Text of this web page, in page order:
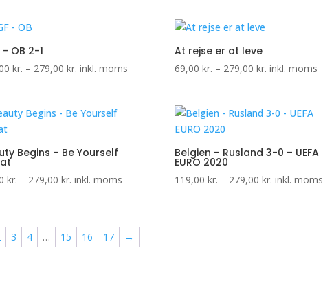
– OB 2-1
kr. – 279,00 kr.Prisinterval:
279,00 kr.
inkl. moms
At rejse er at leve
69,00 kr. – 279,00 kr.Prisinterval:
279,00 kr.
inkl. moms
Begins – Be Yourself
kr. – 279,00 kr.Prisinterval:
279,00 kr.
inkl. moms
Belgien – Rusland 3-0 – UEFA
EURO 2020
119,00 kr. – 279,00 kr.Prisinterval:
inkl. moms
3 4 … 15 16 17 →